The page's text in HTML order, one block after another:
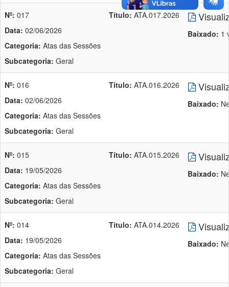
Nº: 017
Data: 02/06/2026
Categoria: Atas das Sessões
Subcategoria: Geral
Título: ATA.017.2026
Baixado: 1
Nº: 016
Data: 02/06/2026
Categoria: Atas das Sessões
Subcategoria: Geral
Título: ATA.016.2026
Baixado:
Nº: 015
Data: 19/05/2026
Categoria: Atas das Sessões
Subcategoria: Geral
Título: ATA.015.2026
Baixado:
Nº: 014
Data: 19/05/2026
Categoria: Atas das Sessões
Subcategoria: Geral
Título: ATA.014.2026
Baixado: